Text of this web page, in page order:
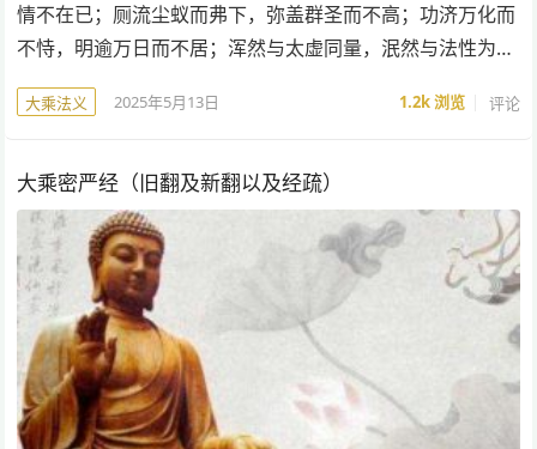
情不在已；厕流尘蚁而弗下，弥盖群圣而不高；功济万化而
不恃，明逾万日而不居；浑然与太虚同量，泯然与法性为…
大乘法义 2025年5月13日 1.2k浏览 评论
大乘密严经（旧翻及新翻以及经疏）